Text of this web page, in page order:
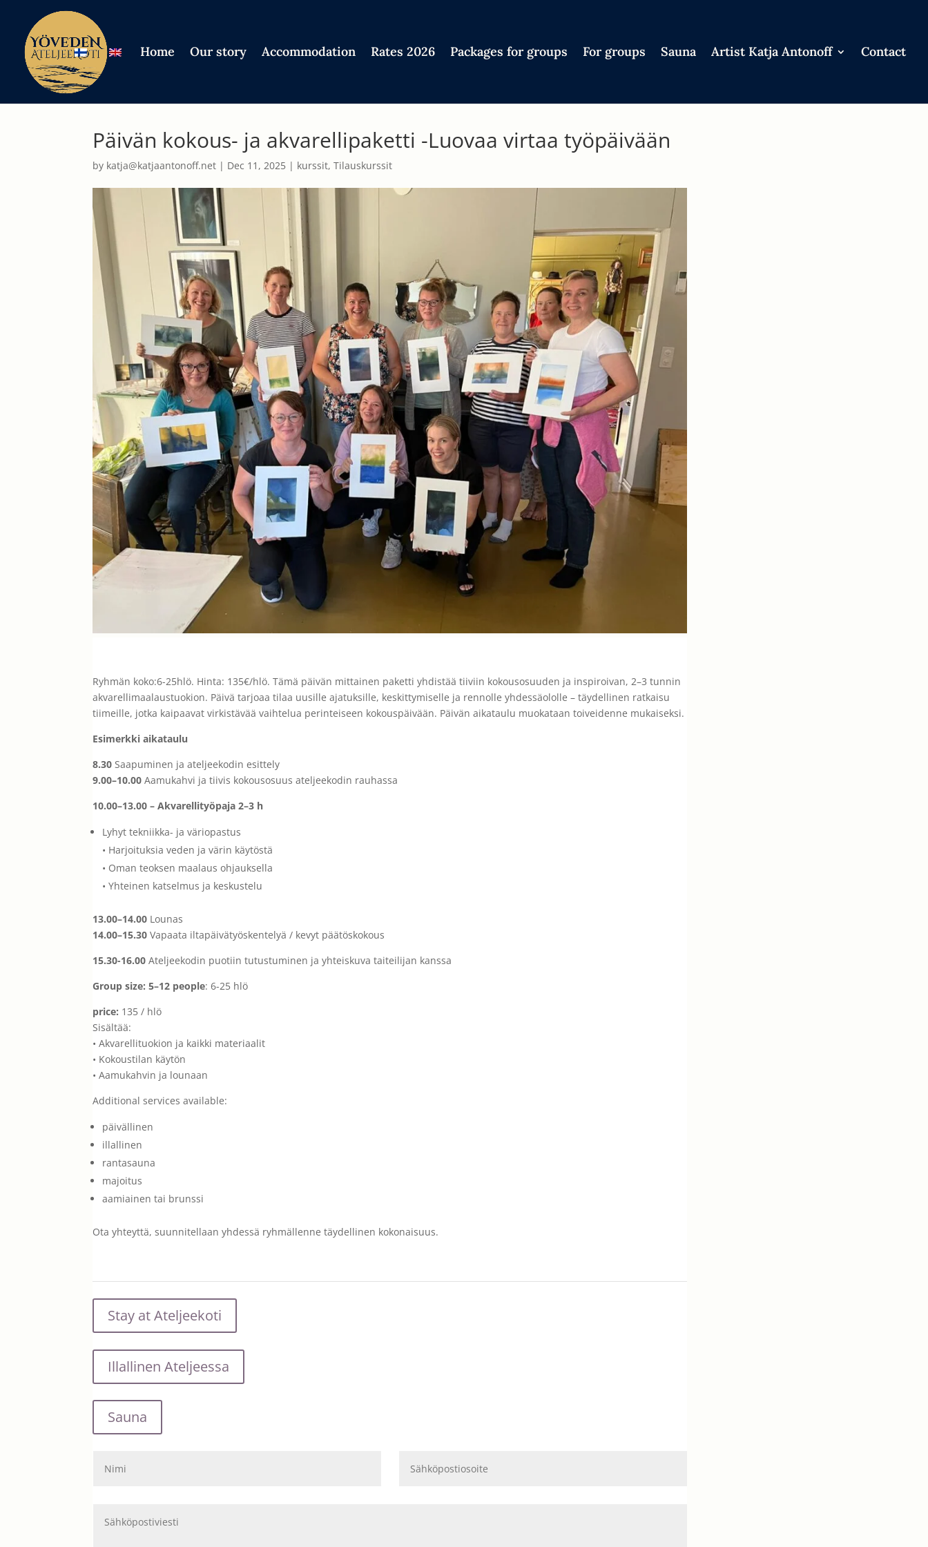
Home Our story Accommodation Rates 2026 Packages for groups For groups Sauna Artist Katja Antonoff Contact
Päivän kokous- ja akvarellipaketti -Luovaa virtaa työpäivään
by katja@katjaantonoff.net | Dec 11, 2025 | kurssit,Tilauskurssit
Ryhmän koko:6-25hlö. Hinta: 135€/hlö. Tämä päivän mittainen paketti yhdistää tiiviin kokousosuuden ja inspiroivan, 2–3 tunnin
akvarellimaalaustuokion. Päivä tarjoaa tilaa uusille ajatuksille, keskittymiselle ja rennolle yhdessäololle – täydellinen ratkaisu
tiimeille, jotka kaipaavat virkistävää vaihtelua perinteiseen kokouspäivään. Päivän aikataulu muokataan toiveidenne mukaiseksi.
Esimerkki aikataulu
8.30 Saapuminen ja ateljeekodin esittely
9.00–10.00 Aamukahvi ja tiivis kokousosuus ateljeekodin rauhassa
10.00–13.00 – Akvarellityöpaja 2–3 h
Lyhyt tekniikka- ja väriopastus
• Harjoituksia veden ja värin käytöstä
• Oman teoksen maalaus ohjauksella
• Yhteinen katselmus ja keskustelu
13.00–14.00 Lounas
14.00–15.30 Vapaata iltapäivätyöskentelyä / kevyt päätöskokous
15.30-16.00Ateljeekodin puotiin tutustuminen ja yhteiskuva taiteilijan kanssa
Group size: 5–12 people: 6-25 hlö
price: 135 / hlö
Sisältää:
• Akvarellituokion ja kaikki materiaalit
• Kokoustilan käytön
• Aamukahvin ja lounaan
Additional services available:
päivällinen
illallinen
rantasauna
majoitus
aamiainen tai brunssi
Ota yhteyttä, suunnitellaan yhdessä ryhmällenne täydellinen kokonaisuus.
Stay at Ateljeekoti
Illallinen Ateljeessa
Sauna